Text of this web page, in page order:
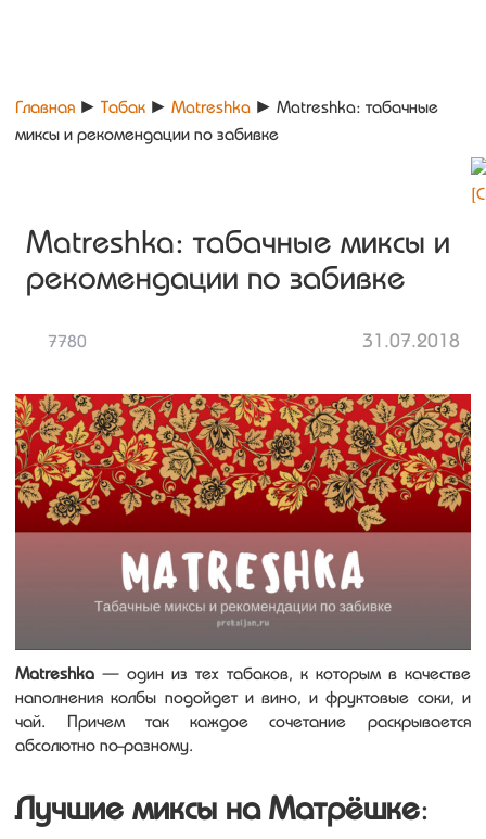
Главная ►Табак ►Matreshka ►Matreshka: табачные
миксы и рекомендации по забивке
Matreshka: табачные миксы и
рекомендации по забивке
31.07.2018
7780
Matreshka — один из тех табаков, к которым в качестве
наполнения колбы подойдет и вино, и фруктовые соки, и
чай. Причем так каждое сочетание раскрывается
абсолютно по-разному.
Лучшие миксы на Матрёшке: